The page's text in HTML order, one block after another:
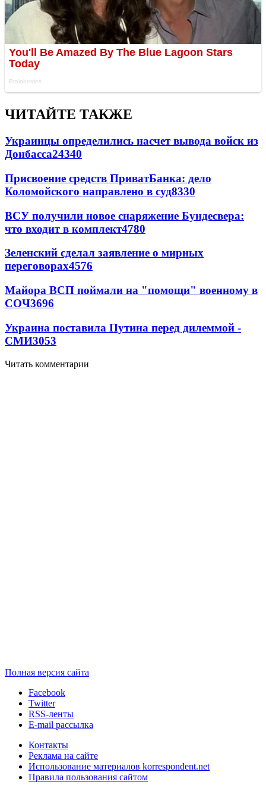
ЧИТАЙТЕ ТАКЖЕ
Украинцы определились насчет вывода войск из
Донбасса24340
Присвоение средств ПриватБанка: дело
Коломойского направлено в суд8330
ВСУ получили новое снаряжение Бундесвера:
что входит в комплект4780
Зеленский сделал заявление о мирных
переговорах4576
Майора ВСП поймали на "помощи" военному в
СОЧ3696
Украина поставила Путина перед дилеммой -
СМИ3053
Читать комментарии
Полная версия сайта
Facebook
Twitter
RSS-ленты
E-mail рассылка
Контакты
Реклама на сайте
Использование материалов korrespondent.net
Правила пользования сайтом